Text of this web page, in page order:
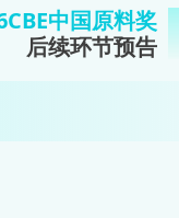
中国原料奖
后续环节预告